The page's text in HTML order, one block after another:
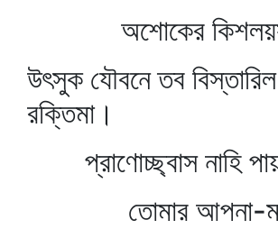
অশোকের
উৎসুক যৌবনে তব
রক্তিমা।
প্রাণোচ্ছ্বাস নাহি
তোমার আপনা-